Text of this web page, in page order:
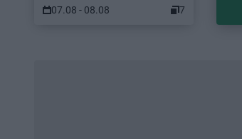
07.08 - 08.08 7